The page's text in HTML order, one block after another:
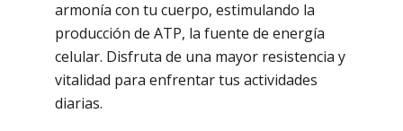
armonía con tu cuerpo, estimulando la
producción de ATP, la fuente de energía
celular. Disfruta de una mayor resistencia y
vitalidad para enfrentar tus actividades
diarias.